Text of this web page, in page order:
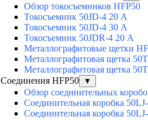
Обзор токосъемников HFP50
Токосъемник 50JD-4 20 А
Токосъемник 50JD-4 30 А
Токосъемник 50JDR-4 20 А
Металлографитовые щетки
Металлографитовая щетка
Металлографитовая щетка
Соединения HFP50
▼
Обзор соединительных
Соединительная коробка 50LJ-
Соединительная коробка